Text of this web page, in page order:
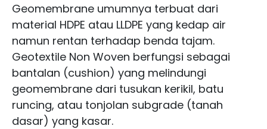
Geomembrane umumnya terbuat dari
material HDPE atau LLDPE yang kedap air
namun rentan terhadap benda tajam.
Geotextile Non Woven berfungsi sebagai
bantalan (cushion) yang melindungi
geomembrane dari tusukan kerikil, batu
runcing, atau tonjolan subgrade (tanah
dasar) yang kasar.